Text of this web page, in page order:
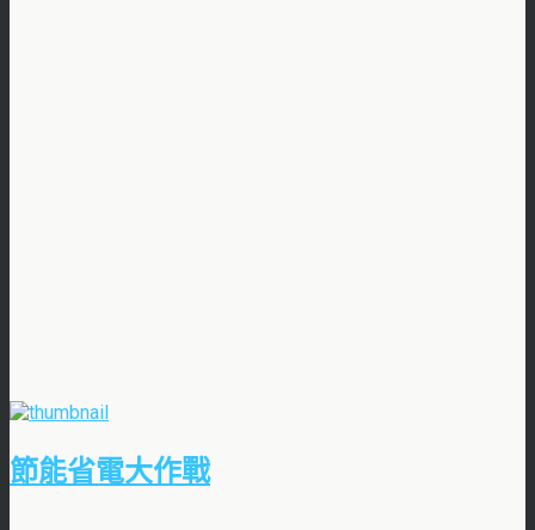
節能省電大作戰